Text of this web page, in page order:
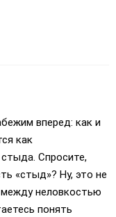
вперед: как и
как
Спросите,
«стыд»? Ну, это не
неловкостью
понять